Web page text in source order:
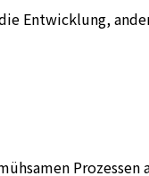
Entwicklung,